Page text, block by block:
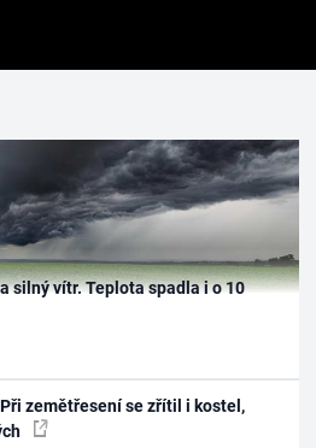
silný vítr. Teplota spadla i o 10
zemětřesení se zřítil i kostel,